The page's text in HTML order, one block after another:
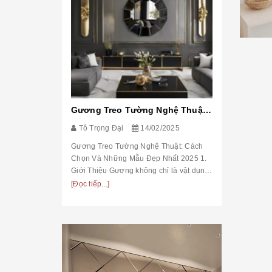
Gương Treo Tường Nghệ Thuật: Cách Chọn Và Những Mẫu Đẹp Nhất 2025
Tô Trọng Đại 14/02/2025
Gương Treo Tường Nghệ Thuật: Cách
Chọn Và Những Mẫu Đẹp Nhất 2025 1.
Giới Thiệu Gương không chỉ là vật dụng
soi chiếu mà còn đóng vai trò tạo điểm
[Đọc tiếp...]